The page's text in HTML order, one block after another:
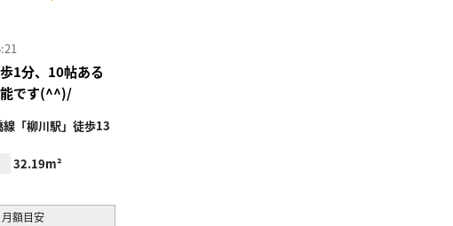
1分、10帖ある
能です(^^)/
「柳川駅」徒歩13
32.19m²
月額目安